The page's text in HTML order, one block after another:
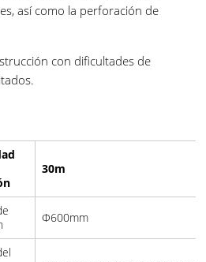
así como la perforación de
con dificultades de
30m
Φ600mm